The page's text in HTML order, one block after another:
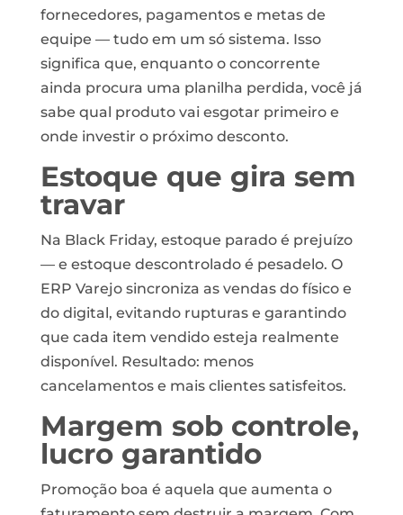
fornecedores, pagamentos e metas de
equipe — tudo em um só sistema. Isso
significa que, enquanto o concorrente
ainda procura uma planilha perdida, você já
sabe qual produto vai esgotar primeiro e
onde investir o próximo desconto.
Estoque que gira sem
travar
Na Black Friday, estoque parado é prejuízo
— e estoque descontrolado é pesadelo. O
ERP Varejo sincroniza as vendas do físico e
do digital, evitando rupturas e garantindo
que cada item vendido esteja realmente
disponível. Resultado: menos
cancelamentos e mais clientes satisfeitos.
Margem sob controle,
lucro garantido
Promoção boa é aquela que aumenta o